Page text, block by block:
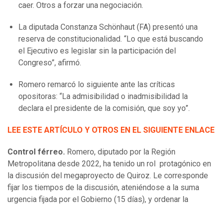
caer. Otros a forzar una negociación.
La diputada Constanza Schönhaut (FA) presentó una
reserva de constitucionalidad. “Lo que está buscando
el Ejecutivo es legislar sin la participación del
Congreso”, afirmó.
Romero remarcó lo siguiente ante las críticas
opositoras: “La admisibilidad o inadmisibilidad la
declara el presidente de la comisión, que soy yo”.
LEE ESTE ARTÍCULO Y OTROS EN EL SIGUIENTE ENLACE
Control férreo. Romero, diputado por la Región
Metropolitana desde 2022, ha tenido un rol protagónico en
la discusión del megaproyecto de Quiroz. Le corresponde
fijar los tiempos de la discusión, ateniéndose a la suma
urgencia fijada por el Gobierno (15 días), y ordenar la